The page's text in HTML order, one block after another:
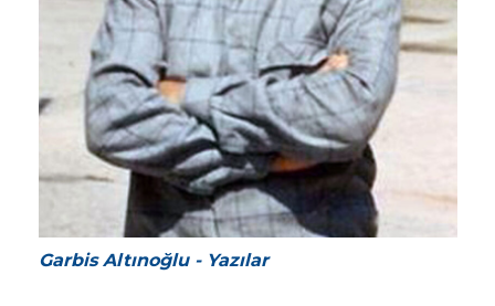
Garbis Altınoğlu - Yazılar